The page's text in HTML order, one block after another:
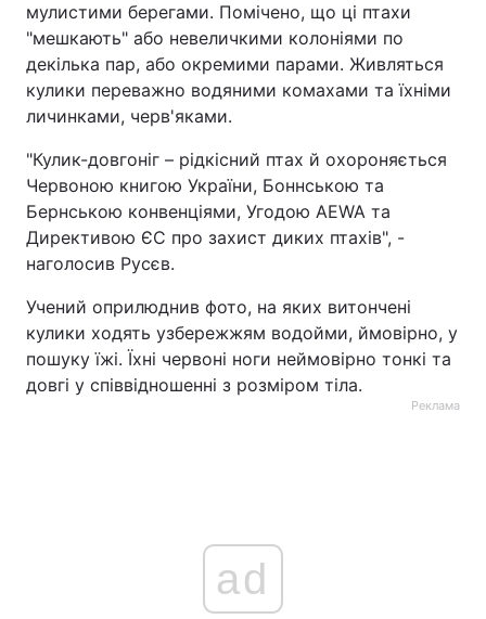
мулистими берегами. Помічено, що ці птахи
"мешкають" або невеличкими колоніями по
декілька пар, або окремими парами. Живляться
кулики переважно водяними комахами та їхніми
личинками, черв'яками.
"Кулик-довгоніг – рідкісний птах й охороняється
Червоною книгою України, Боннською та
Бернською конвенціями, Угодою AEWA та
Директивою ЄС про захист диких птахів", -
наголосив Русєв.
Учений оприлюднив фото, на яких витончені
кулики ходять узбережжям водойми, ймовірно, у
пошуку їжі. Їхні червоні ноги неймовірно тонкі та
довгі у співвідношенні з розміром тіла.
Реклама
ad